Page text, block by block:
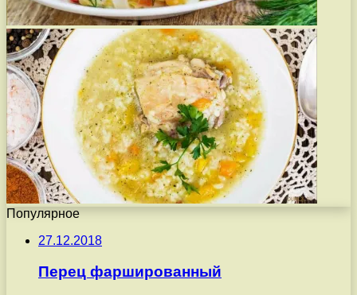
Популярное
27.12.2018
Перец фаршированный